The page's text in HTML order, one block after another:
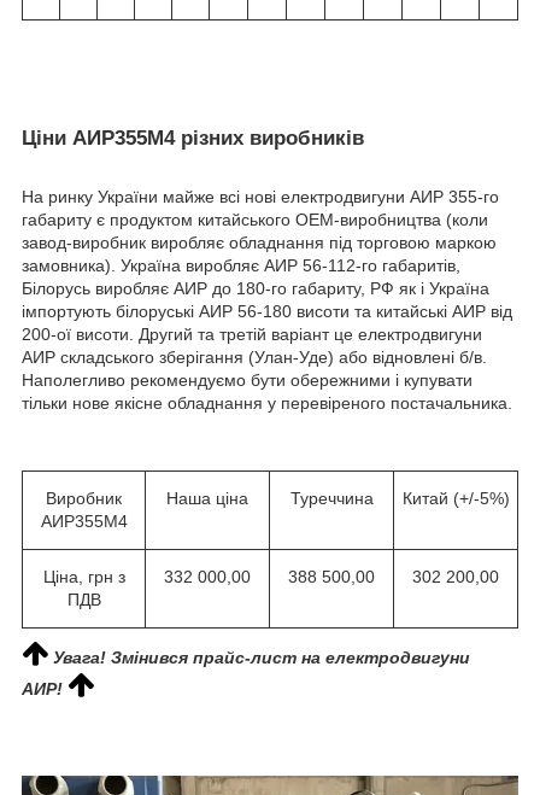
Ціни АИР355М4 різних виробників
На ринку України майже всі нові електродвигуни АИР 355-го
габариту є продуктом китайського ОЕМ-виробництва (коли
завод-виробник виробляє обладнання під торговою маркою
замовника). Україна виробляє АИР 56-112-го габаритів,
Білорусь виробляє АИР до 180-го габариту, РФ як і Україна
імпортують білоруські АИР 56-180 висоти та китайські АИР від
200-ої висоти. Другий та третій варіант це електродвигуни
АИР складського зберігання (Улан-Уде) або відновлені б/в.
Наполегливо рекомендуємо бути обережними і купувати
тільки нове якісне обладнання у перевіреного постачальника.
Виробник
АИР355М4
Наша ціна Туреччина Китай (+/-5%)
Ціна, грн з
ПДВ
332 000,00 388 500,00 302 200,00
Увага! Змінився прайс-лист на електродвигуни
АИР!